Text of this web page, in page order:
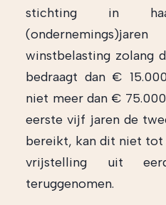
stichting in
winstbelasting zolang
bedraagt dan €
niet meer dan €
eerste vijf jaren de
bereikt, kan dit niet tot
vrijstelling uit
teruggenomen.